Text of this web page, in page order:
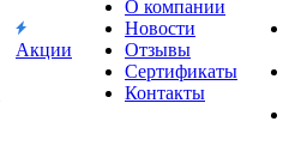
Акции
О компании
Новости
Отзывы
Сертификаты
Контакты